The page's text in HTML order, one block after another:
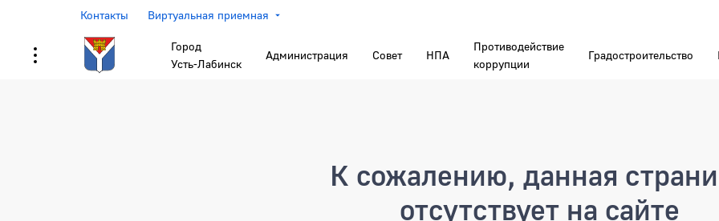
Контакты Виртуальная приемная
Город
Усть-Лабинск
Администрация Совет НПА
Противодействие
коррупции
Градостроительство
К сожалению, данная
отсутствует на сайте